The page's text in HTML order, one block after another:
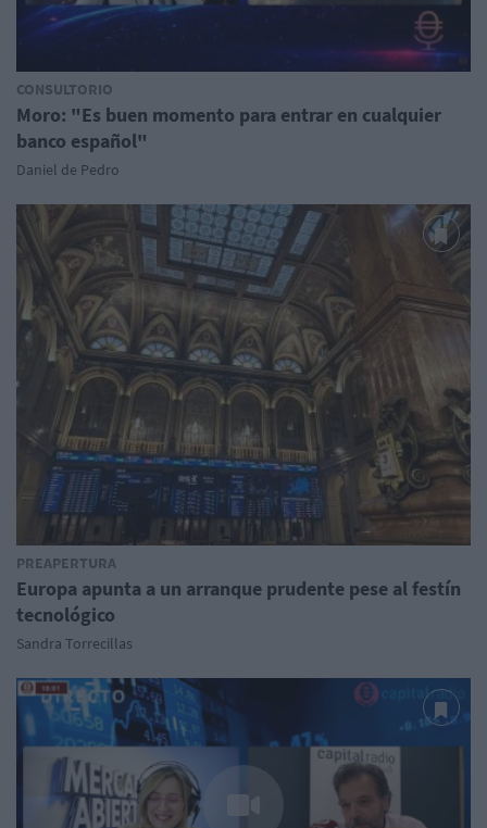
CONSULTORIO
Moro: "Es buen momento para entrar en cualquier
banco español"
Daniel de Pedro
PREAPERTURA
Europa apunta a un arranque prudente pese al festín
tecnológico
Sandra Torrecillas